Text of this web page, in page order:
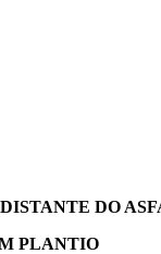
DO
PLANTIO